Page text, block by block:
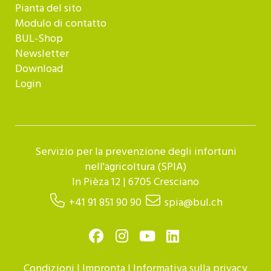
Pianta del sito
Modulo di contatto
BUL-Shop
Newsletter
Download
Login
Servizio per la prevenzione degli infortuni
nell'agricoltura (SPIA)
In Pièza 12 | 6705 Cresciano
+41 91 851 90 90
spia@bul.ch